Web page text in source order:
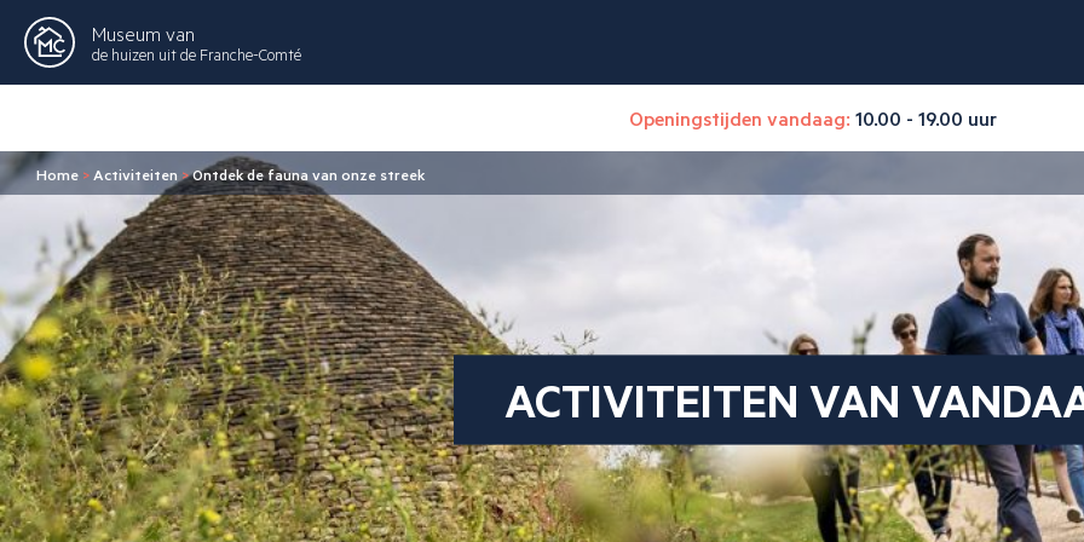
Museum van
de huizen uit de Franche-Comté
Openingstijden vandaag: 10.00 - 19.00 uur
Home > Activiteiten >Ontdek de fauna van onze streek
ACTIVITEITEN VAN